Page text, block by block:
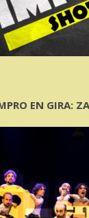
EN GIRA: